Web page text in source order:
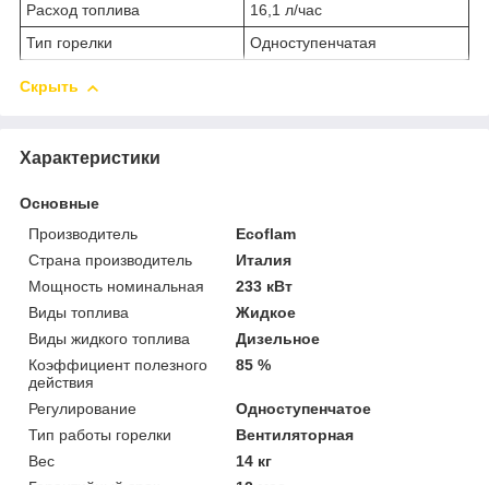
Расход топлива
16,1 л/час
Тип горелки
Одноступенчатая
Скрыть
Характеристики
Основные
Производитель
Ecoflam
Страна производитель
Италия
Мощность номинальная
233 кВт
Виды топлива
Жидкое
Виды жидкого топлива
Дизельное
Коэффициент полезного
действия
85 %
Регулирование
Одноступенчатое
Тип работы горелки
Вентиляторная
Вес
14 кг